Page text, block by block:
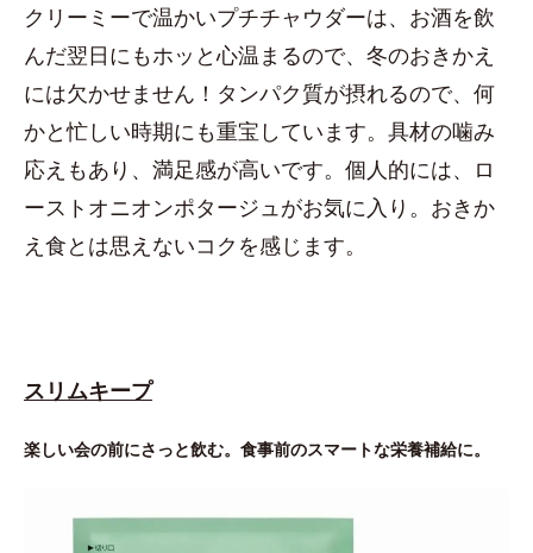
クリーミーで温かいプチチャウダーは、お酒を飲
んだ翌日にもホッと心温まるので、冬のおきかえ
には欠かせません！タンパク質が摂れるので、何
かと忙しい時期にも重宝しています。具材の噛み
応えもあり、満足感が高いです。個人的には、ロ
ーストオニオンポタージュがお気に入り。おきか
え食とは思えないコクを感じます。
スリムキープ
楽しい会の前にさっと飲む。食事前のスマートな栄養補給に。